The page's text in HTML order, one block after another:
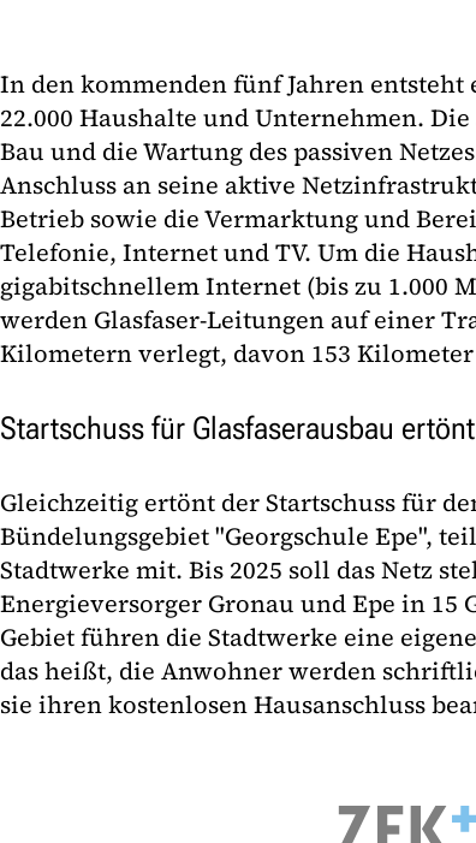
In den kommenden fünf Jahren entsteht
22.000 Haushalte und Unternehmen.
Bau und die Wartung des passiven
Anschluss an seine aktive
Betrieb sowie die Vermarktung und
Telefonie, Internet und TV. Um die
gigabitschnellem Internet (bis zu 1.000
werden Glasfaser-Leitungen auf einer
Kilometern verlegt, davon 153
Startschuss für Glasfaserausbau ertönt
Gleichzeitig ertönt der Startschuss für
Bündelungsgebiet "Georgschule Epe",
Stadtwerke mit. Bis 2025 soll das Netz
Energieversorger Gronau und Epe in 15
Gebiet führen die Stadtwerke eine
das heißt, die Anwohner werden
sie ihren kostenlosen Hausanschluss